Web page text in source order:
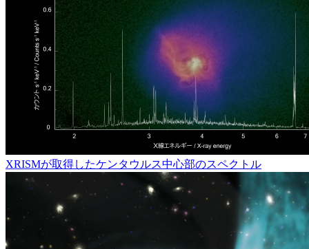
XRISMが取得したケンタウルス中心部のスペクトル